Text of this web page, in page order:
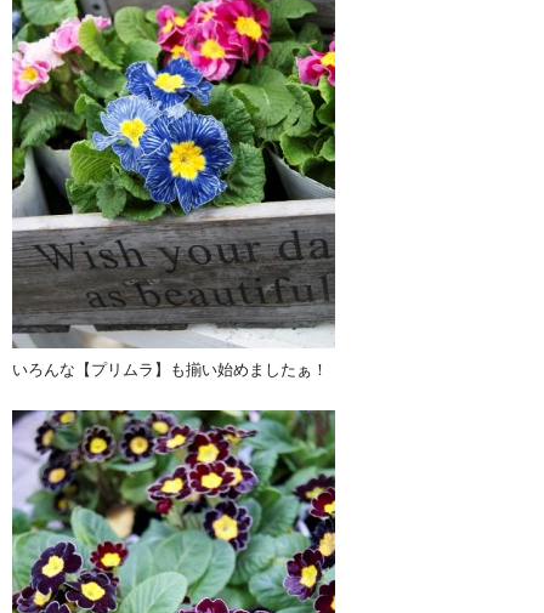
いろんな【プリムラ】も揃い始めましたぁ！